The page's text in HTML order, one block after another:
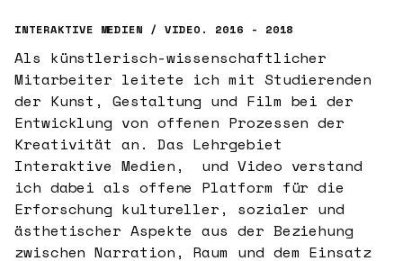
INTERAKTIVE MEDIEN / VIDEO. 2016 - 2018
Als künstlerisch-wissenschaftlicher
Mitarbeiter leitete ich mit Studierenden
der Kunst, Gestaltung und Film bei der
Entwicklung von offenen Prozessen der
Kreativität an. Das Lehrgebiet
Interaktive Medien, und Video verstand
ich dabei als offene Platform für die
Erforschung kultureller, sozialer und
ästhetischer Aspekte aus der Beziehung
zwischen Narration, Raum und dem Einsatz